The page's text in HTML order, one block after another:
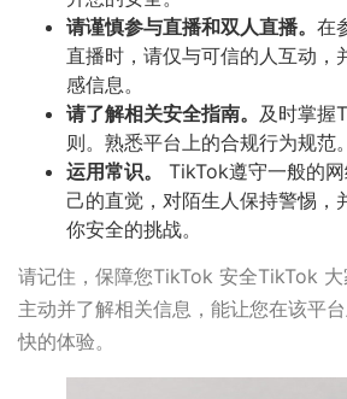
请谨慎参与直播和双人直播。 在
直播时，请仅与可信的人互动，
感信息。
请了解相关安全指南。 及时掌握
则。熟悉平台上的合规行为规范。
运用常识。
TikTok遵守一般的
己的直觉，对陌生人保持警惕，
你安全的挑战。
请记住，保障您TikTok 安全TikTok
主动并了解相关信息，能让您在该平
快的体验。